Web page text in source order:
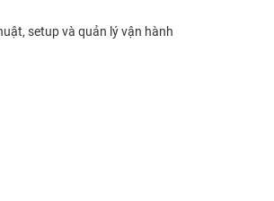
setup và quản lý vận hành